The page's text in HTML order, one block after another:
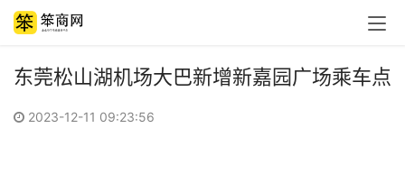
东莞松山湖机场大巴新增新嘉园广场乘车点
2023-12-11 09:23:56